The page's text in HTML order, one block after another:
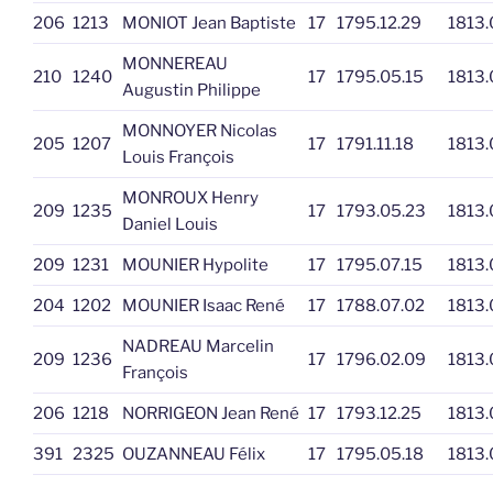
206 1213 MONIOT Jean Baptiste 17 1795.12.29
210 1240
MONNEREAU
Augustin Philippe
17 1795.05.15
205 1207
MONNOYER Nicolas
Louis François
17 1791.11.18
209 1235
MONROUX Henry
Daniel Louis
17 1793.05.23
209 1231 MOUNIER Hypolite 17 1795.07.15
204 1202 MOUNIER Isaac René 17 1788.07.02
209 1236
NADREAU Marcelin
François
17 1796.02.09
206 1218 NORRIGEON Jean René 17 1793.12.25
391 2325 OUZANNEAU Félix 17 1795.05.18